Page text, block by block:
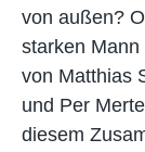
von außen?
starken
von Matthias
und Per
diesem